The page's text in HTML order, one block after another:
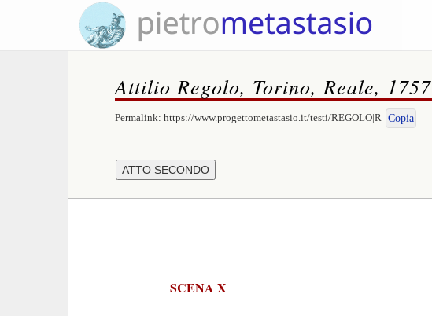
Attilio Regolo, Torino, Reale, 1757
Permalink: https://www.progettometastasio.it/testi/REGOLO|R Copia
SCENA X